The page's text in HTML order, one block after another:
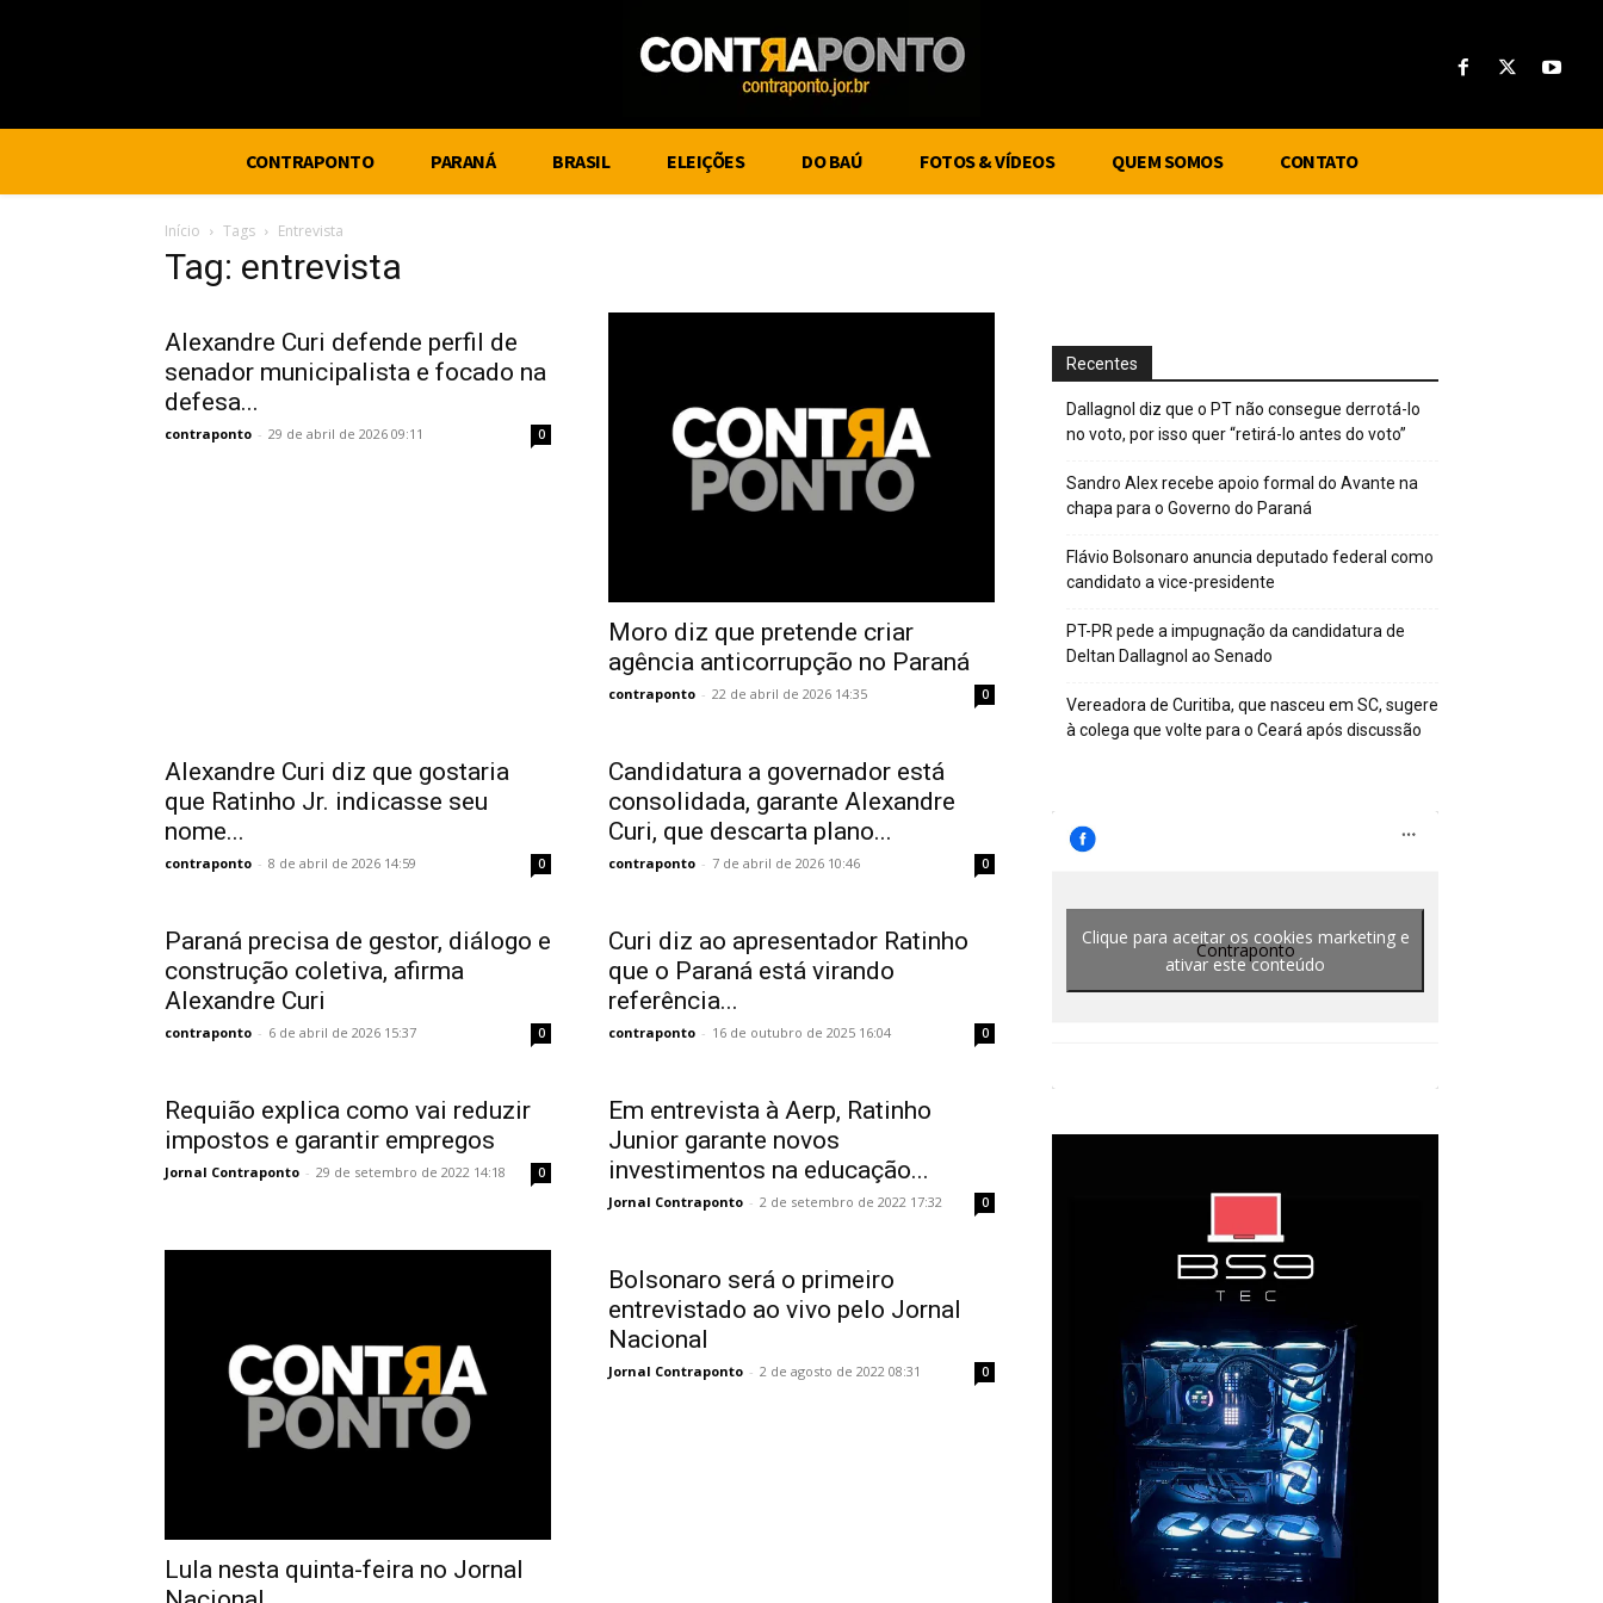
CONTRAPONTO PARANÁ BRASIL ELEIÇÕES DO BAÚ FOTOS & VÍDEOS QUEM SOMOS CONTATO
Início Tags Entrevista
Tag: entrevista
Alexandre Curi defende perfil de
senador municipalista e focado na
defesa...
contraponto - 29 de abril de 2026 09:11 0
Moro diz que pretende criar
agência anticorrupção no Paraná
contraponto - 22 de abril de 2026 14:35 0
Alexandre Curi diz que gostaria
que Ratinho Jr. indicasse seu
nome...
contraponto - 8 de abril de 2026 14:59 0
Candidatura a governador está
consolidada, garante Alexandre
Curi, que descarta plano...
contraponto - 7 de abril de 2026 10:46 0
Paraná precisa de gestor, diálogo e
construção coletiva, afirma
Alexandre Curi
contraponto - 6 de abril de 2026 15:37 0
Curi diz ao apresentador Ratinho
que o Paraná está virando
referência...
contraponto - 16 de outubro de 2025 16:04 0
Requião explica como vai reduzir
impostos e garantir empregos
Jornal Contraponto - 29 de setembro de 2022 14:18 0
Em entrevista à Aerp, Ratinho
Junior garante novos
investimentos na educação...
Jornal Contraponto - 2 de setembro de 2022 17:32 0
Lula nesta quinta-feira no Jornal
Bolsonaro será o primeiro
entrevistado ao vivo pelo Jornal
Nacional
Jornal Contraponto - 2 de agosto de 2022 08:31 0
Recentes
Dallagnol diz que o PT não consegue derrotá-lo
no voto, por isso quer “retirá-lo antes do voto”
Sandro Alex recebe apoio formal do Avante na
chapa para o Governo do Paraná
Flávio Bolsonaro anuncia deputado federal como
candidato a vice-presidente
PT-PR pede a impugnação da candidatura de
Deltan Dallagnol ao Senado
Vereadora de Curitiba, que nasceu em SC, sugere
à colega que volte para o Ceará após discussão
Contraponto
Clique para aceitar os cookies marketing e
ativar este conteúdo